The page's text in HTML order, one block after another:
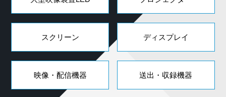
スクリーン ディスプレイ
映像・配信機器 送出・収録機器